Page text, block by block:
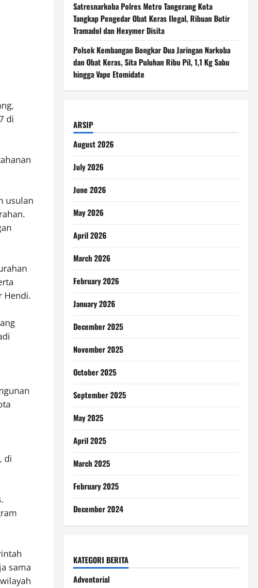
di
usulan
Hendi.
di
sama
Satresnarkoba Polres Metro Tangerang Kota
Tangkap Pengedar Obat Keras Ilegal, Ribuan Butir
Tramadol dan Hexymer Disita
Polsek Kembangan Bongkar Dua Jaringan Narkoba
dan Obat Keras, Sita Puluhan Ribu Pil, 1,1 Kg Sabu
hingga Vape Etomidate
ARSIP
August 2026
July 2026
June 2026
May 2026
April 2026
March 2026
February 2026
January 2026
December 2025
November 2025
October 2025
September 2025
May 2025
April 2025
March 2025
February 2025
December 2024
KATEGORI BERITA
Adventorial